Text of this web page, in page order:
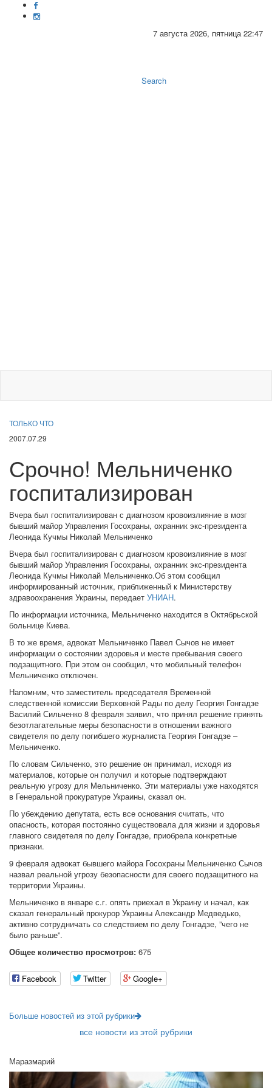
7 августа 2026, пятница 22:47
Search
ТОЛЬКО ЧТО
2007.07.29
Срочно! Мельниченко
госпитализирован
Вчера был госпитализирован с диагнозом кровоизлияние в мозг
бывший майор Управления Госохраны, охранник экс-президента
Леонида Кучмы Николай Мельниченко
Вчера был госпитализирован с диагнозом кровоизлияние в мозг
бывший майор Управления Госохраны, охранник экс-президента
Леонида Кучмы Николай Мельниченко.Об этом сообщил
информированный источник, приближенный к Министерству
здравоохранения Украины, передает УНИАН.
По информации источника, Мельниченко находится в Октябрьской
больнице Киева.
В то же время, адвокат Мельниченко Павел Сычов не имеет
информации о состоянии здоровья и месте пребывания своего
подзащитного. При этом он сообщил, что мобильный телефон
Мельниченко отключен.
Напомним, что заместитель председателя Временной
следственной комиссии Верховной Рады по делу Георгия Гонгадзе
Василий Сильченко 8 февраля заявил, что принял решение принять
безотлагательные меры безопасности в отношении важного
свидетеля по делу погибшего журналиста Георгия Гонгадзе –
Мельниченко.
По словам Сильченко, это решение он принимал, исходя из
материалов, которые он получил и которые подтверждают
реальную угрозу для Мельниченко. Эти материалы уже находятся
в Генеральной прокуратуре Украины, сказал он.
По убеждению депутата, есть все основания считать, что
опасность, которая постоянно существовала для жизни и здоровья
главного свидетеля по делу Гонгадзе, приобрела конкретные
признаки.
9 февраля адвокат бывшего майора Госохраны Мельниченко Сычов
назвал реальной угрозу безопасности для своего подзащитного на
территории Украины.
Мельниченко в январе с.г. опять приехал в Украину и начал, как
сказал генеральный прокурор Украины Александр Медведько,
активно сотрудничать со следствием по делу Гонгадзе, ”чего не
было раньше”.
Общее количество просмотров: 675
Facebook Twitter Google+
Больше новостей из этой рубрики
все новости из этой рубрики
Маразмарий